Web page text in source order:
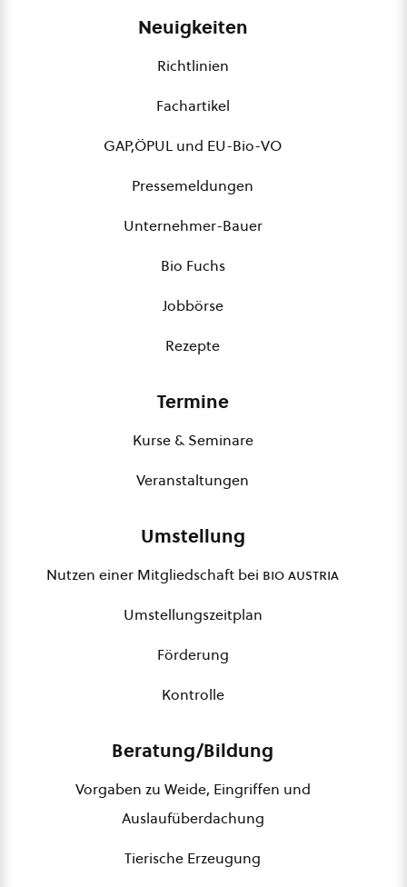
Neuigkeiten
Richtlinien
Fachartikel
GAP,ÖPUL und EU-Bio-VO
Pressemeldungen
Unternehmer-Bauer
Bio Fuchs
Jobbörse
Rezepte
Termine
Kurse & Seminare
Veranstaltungen
Umstellung
Nutzen einer Mitgliedschaft bei bio austria
Umstellungszeitplan
Förderung
Kontrolle
Beratung/Bildung
Vorgaben zu Weide, Eingriffen und
Auslaufüberdachung
Tierische Erzeugung